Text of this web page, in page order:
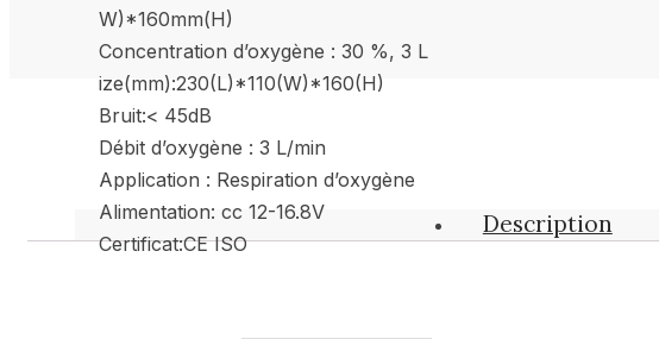
W)*160mm(H)
Concentration d’oxygène : 30 %, 3 L
ize(mm):230(L)*110(W)*160(H)
Bruit:< 45dB
Débit d’oxygène : 3 L/min
Application : Respiration d’oxygène
Alimentation: cc 12-16.8V
Certificat:CE ISO
Description